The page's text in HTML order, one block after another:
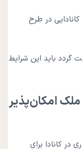
در طرح
گردد باید این شرایط
ملک امکان‌پذیر
در کانادا برای